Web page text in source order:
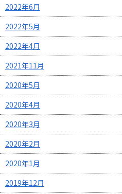
2022年6月
2022年5月
2022年4月
2021年11月
2020年5月
2020年4月
2020年3月
2020年2月
2020年1月
2019年12月